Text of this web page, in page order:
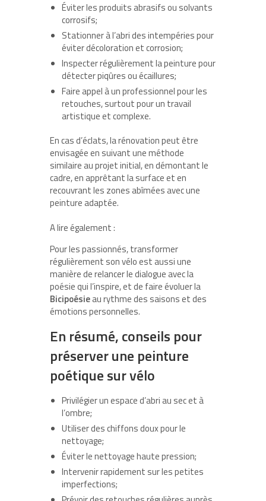
Éviter les produits abrasifs ou solvants
corrosifs;
Stationner à l’abri des intempéries pour
éviter décoloration et corrosion;
Inspecter régulièrement la peinture pour
détecter piqûres ou écaillures;
Faire appel à un professionnel pour les
retouches, surtout pour un travail
artistique et complexe.
En cas d’éclats, la rénovation peut être
envisagée en suivant une méthode
similaire au projet initial, en démontant le
cadre, en apprêtant la surface et en
recouvrant les zones abîmées avec une
peinture adaptée.
A lire également :
Pour les passionnés, transformer
régulièrement son vélo est aussi une
manière de relancer le dialogue avec la
poésie qui l’inspire, et de faire évoluer la
Bicipoésieau rythme des saisons et des
émotions personnelles.
En résumé, conseils pour
préserver une peinture
poétique sur vélo
Privilégier un espace d’abri au sec et à
l’ombre;
Utiliser des chiffons doux pour le
nettoyage;
Éviter le nettoyage haute pression;
Intervenir rapidement sur les petites
imperfections;